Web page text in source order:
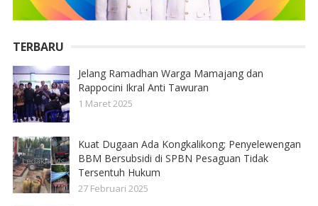
TERBARU
Jelang Ramadhan Warga Mamajang dan
Rappocini Ikral Anti Tawuran
1 Maret 2025
Kuat Dugaan Ada Kongkalikong; Penyelewengan
BBM Bersubsidi di SPBN Pesaguan Tidak
Tersentuh Hukum
27 Februari 2025